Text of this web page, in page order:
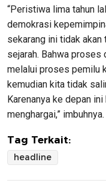
“Peristiwa lima tahun
demokrasi
sekarang ini tidak akan
sejarah. Bahwa proses
melalui proses pemilu
kemudian kita tidak
Karenanya ke depan
menghargai,” imbuhnya.
Tag Terkait:
headline